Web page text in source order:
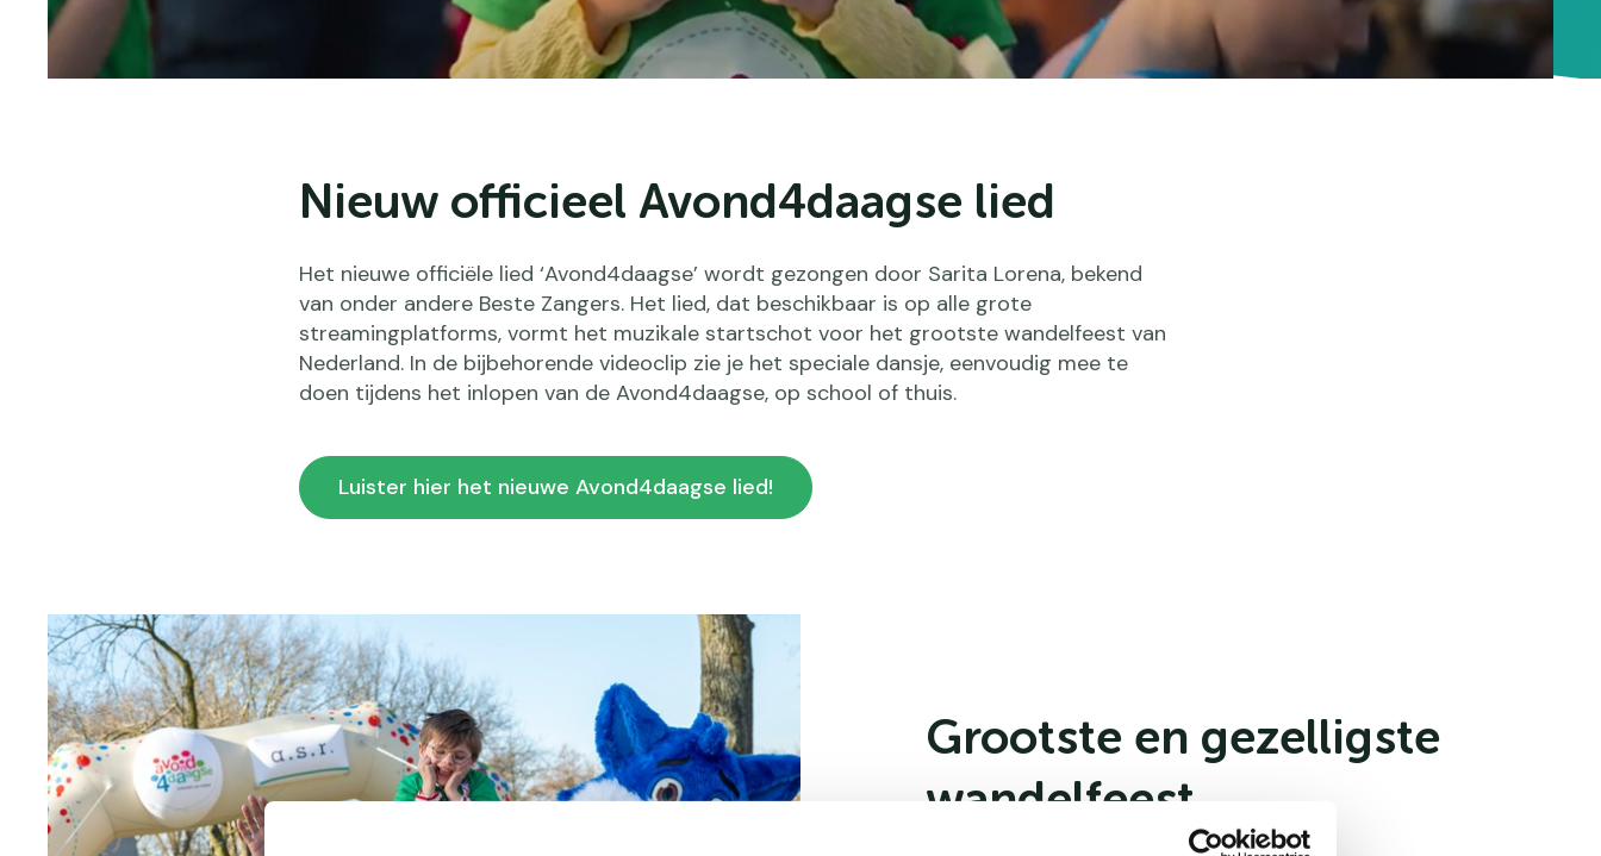
Nieuw officieel Avond4daagse lied
Het nieuwe officiële lied ‘Avond4daagse’ wordt gezongen door Sarita Lorena, bekend
van onder andere Beste Zangers. Het lied, dat beschikbaar is op alle grote
streamingplatforms, vormt het muzikale startschot voor het grootste wandelfeest van
Nederland. In de bijbehorende videoclip zie je het speciale dansje, eenvoudig mee te
doen tijdens het inlopen van de Avond4daagse, op school of thuis.
Luister hier het nieuwe Avond4daagse lied!
Grootste en gezelligste
wandelfeest